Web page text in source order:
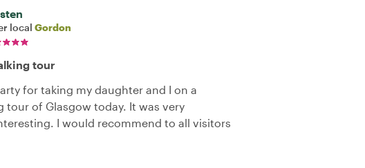
local Gordon
tour
for taking my daughter and I on a
tour of Glasgow today. It was very
I would recommend to all visitors